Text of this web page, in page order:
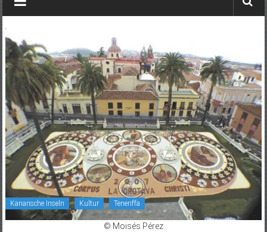
die
der
Kanarischen
Inseln
Kanarische Inseln Kultur Teneriffa
© Moisés Pérez